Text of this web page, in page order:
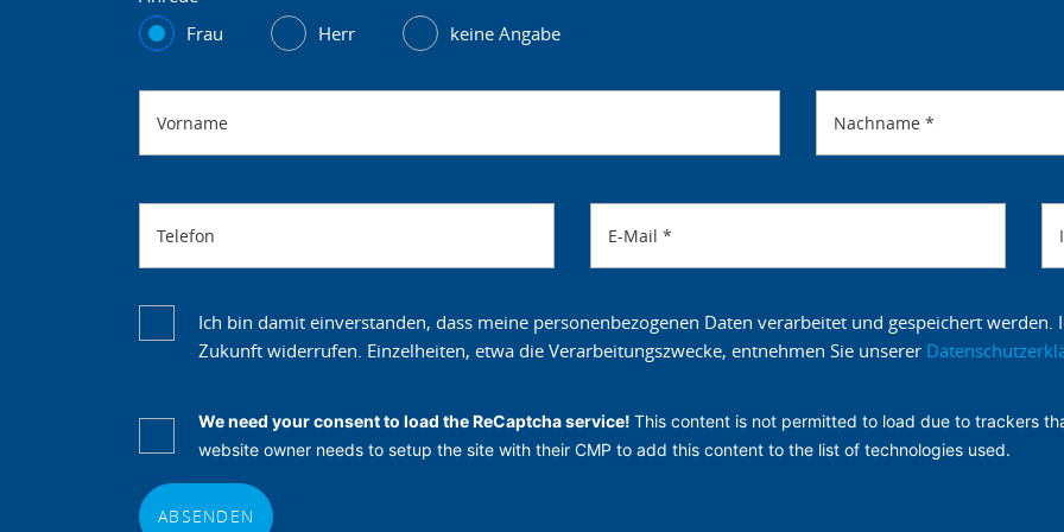
Frau
Herr keine Angabe
Vorname Nachname *
Telefon E-Mail *
Ich bin damit einverstanden, dass meine personenbezogenen Daten verarbeitet und gespeichert
Zukunft widerrufen. Einzelheiten, etwa die Verarbeitungszwecke, entnehmen Sie unserer
We need your consent to load the ReCaptcha service! This content is not permitted to load due to trackers
website owner needs to setup the site with their CMP to add this content to the list of technologies used.
ABSENDEN